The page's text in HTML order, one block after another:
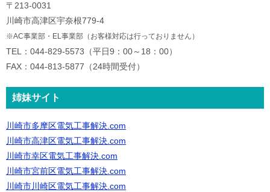
〒213-0031
川崎市高津区宇奈根779-4
※AC事業部・EL事業部（お客様対応は行っておりません）
TEL：044-829-5573（平日9：00～18：00）
FAX：044-813-5877（24時間受付）
姉妹サイト
川崎市多摩区電気工事解決.com
川崎市高津区電気工事解決.com
川崎市幸区電気工事解決.com
川崎市宮前区電気工事解決.com
川崎市川崎区電気工事解決.com